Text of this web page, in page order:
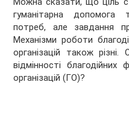
гуманітарна допомога
потреб, але завдання
Механізми роботи
організацій також
відмінності
організацій (ГО)?